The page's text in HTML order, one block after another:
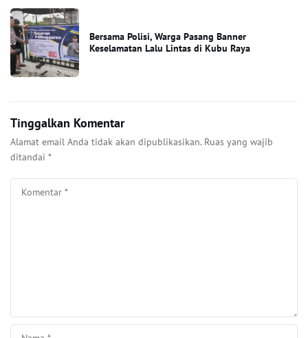
Bersama Polisi, Warga Pasang Banner
Keselamatan Lalu Lintas di Kubu Raya
Tinggalkan Komentar
Alamat email Anda tidak akan dipublikasikan. Ruas yang wajib
ditandai *